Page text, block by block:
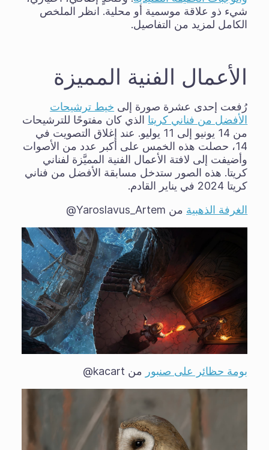
شيء ذو علاقة موسمية أو محلية. انظر الملخص
الكامل لمزيد من التفاصيل.
الأعمال الفنية المميزة
رُفعت إحدى عشرة صورة إلى خيط ترشيحات
الأفضل من فناني كريتا الذي كان مفتوحًا للترشيحات
من 14 يونيو إلى 11 يوليو. عند إغلاق التصويت في
14، حصلت هذه الخمس على أكبر عدد من الأصوات
وأضيفت إلى لافتة الأعمال الفنية المميَّزة لفناني
كريتا. هذه الصور ستدخل مسابقة الأفضل من فناني
كريتا 2024 في يناير القادم.
الغرفة الذهبية من Yaroslavus_Artem@
بومة حظائر على صنبور من kacart@